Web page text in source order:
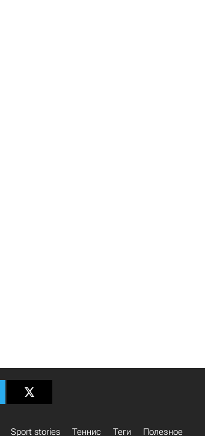
Sport stories Теннис Теги Полезное